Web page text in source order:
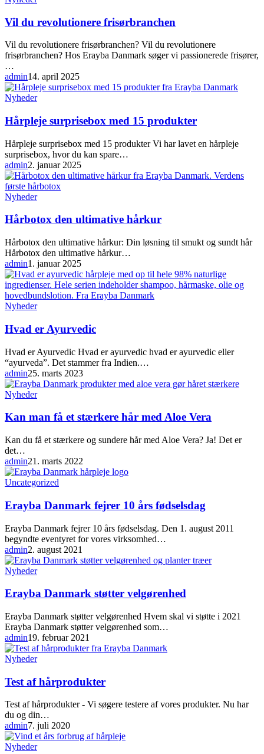
revolutionere
frisørbranchen
Vil du revolutionere frisørbranchen
Vil du revolutionere frisørbranchen? Vil du revolutionere
frisørbranchen? Hos Erayba Danmark søger vi passionerede frisører,
…
admin14. april 2025
Hårpleje
med
15
produkter
Nyheder
Hårpleje surprisebox med 15 produkter
Hårpleje surprisebox med 15 produkter Vi har lavet en hårpleje
surprisebox, hvor du kan spare…
admin2. januar 2025
Hårbotox
ultimative
Nyheder
Hårbotox den ultimative hårkur
Hårbotox den ultimative hårkur: Din løsning til smukt og sundt hår
Hårbotox den ultimative hårkur…
admin1. januar 2025
Hvad
Ayurvedic
Nyheder
Hvad er Ayurvedic
Hvad er Ayurvedic Hvad er ayurvedic hvad er ayurvedic eller
“ayurveda”. Det stammer fra Indien.…
admin25. marts 2023
Kan
få
stærkere
hår
med
Aloe
Vera
Nyheder
Kan man få et stærkere hår med Aloe Vera
Kan du få et stærkere og sundere hår med Aloe Vera? Ja! Det er
det…
admin21. marts 2022
Erayba
fejrer
10
års
fødselsdag
Uncategorized
Erayba Danmark fejrer 10 års fødselsdag
Erayba Danmark fejrer 10 års fødselsdag. Den 1. august 2011
begyndte eventyret for vores virksomhed…
admin2. august 2021
Erayba
støtter
velgørenhed
Nyheder
Erayba Danmark støtter velgørenhed
Erayba Danmark støtter velgørenhed Hvem skal vi støtte i 2021
Erayba Danmark støtter velgørenhed som…
admin19. februar 2021
Test
hårprodukter
Nyheder
Test af hårprodukter
Test af hårprodukter - Vi søgere testere af vores produkter. Nu har
du og din…
admin7. juli 2020
SMILfonden
Nyheder